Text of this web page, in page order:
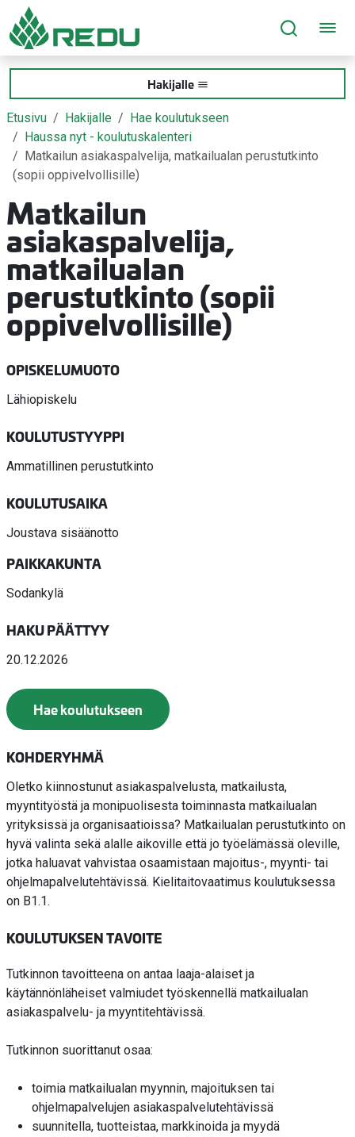
Siirry sivusisältöön
Hakijalle
Etusivu Hakijalle
Hae koulutukseen
Haussa nyt - koulutuskalenteri
Matkailun asiakaspalvelija, matkailualan perustutkinto
(sopii oppivelvollisille)
Matkailun
asiakaspalvelija,
matkailualan
perustutkinto (sopii
oppivelvollisille)
OPISKELUMUOTO
Lähiopiskelu
KOULUTUSTYYPPI
Ammatillinen perustutkinto
KOULUTUSAIKA
Joustava sisäänotto
PAIKKAKUNTA
Sodankylä
HAKU PÄÄTTYY
20.12.2026
Hae koulutukseen
KOHDERYHMÄ
Oletko kiinnostunut asiakaspalvelusta, matkailusta,
myyntityöstä ja monipuolisesta toiminnasta matkailualan
yrityksissä ja organisaatioissa? Matkailualan perustutkinto on
hyvä valinta sekä alalle aikoville että jo työelämässä oleville,
jotka haluavat vahvistaa osaamistaan majoitus-, myynti- tai
ohjelmapalvelutehtävissä. Kielitaitovaatimus koulutuksessa
on B1.1.
KOULUTUKSEN TAVOITE
Tutkinnon tavoitteena on antaa laaja-alaiset ja
käytännönläheiset valmiudet työskennellä matkailualan
asiakaspalvelu- ja myyntitehtävissä.
Tutkinnon suorittanut osaa:
toimia matkailualan myynnin, majoituksen tai
ohjelmapalvelujen asiakaspalvelutehtävissä
suunnitella, tuotteistaa, markkinoida ja myydä